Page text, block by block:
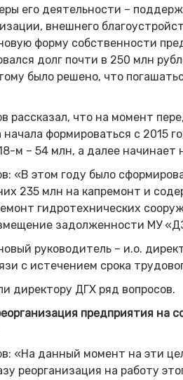
его деятельности –
внешнего
форму собственности
долг почти в 250 млн
было решено, что
рассказал, что на момент
формироваться с 2015
м – 54 млн, а далее
«В этом году было
235 млн на капремонт и
гидротехнических
задолженности МУ
руководитель – и.о.
с истечением срока
директору ДГХ ряд вопросов.
предприятия на
«На данный момент на эти
реорганизация на работу